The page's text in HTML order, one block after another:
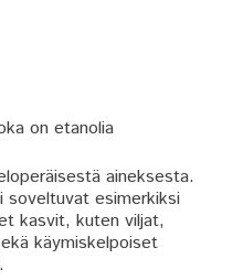
on etanolia
aineksesta.
soveltuvat esimerkiksi
kasvit, kuten viljat,
käymiskelpoiset